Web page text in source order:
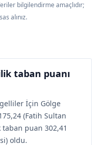
bilgilendirme amaçlıdır;
alınız.
taban puanı
İçin Gölge
(Fatih Sultan
taban puan 302,41
oldu.